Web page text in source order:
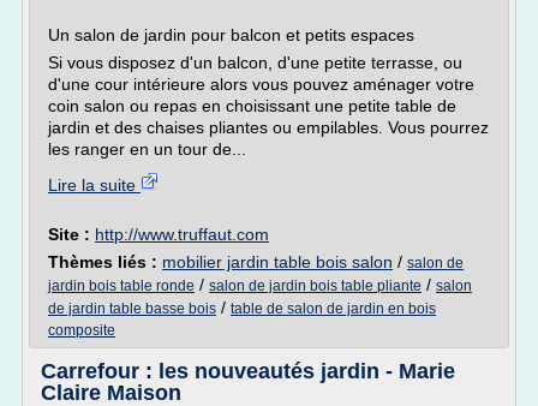
Un salon de jardin pour balcon et petits espaces
Si vous disposez d'un balcon, d'une petite terrasse, ou
d'une cour intérieure alors vous pouvez aménager votre
coin salon ou repas en choisissant une petite table de
jardin et des chaises pliantes ou empilables. Vous pourrez
les ranger en un tour de...
Lire la suite
Site : http://www.truffaut.com
Thèmes liés : mobilier jardin table bois salon / salon de
jardin bois table ronde / salon de jardin bois table pliante / salon
de jardin table basse bois / table de salon de jardin en bois
composite
Carrefour : les nouveautés jardin - Marie
Claire Maison